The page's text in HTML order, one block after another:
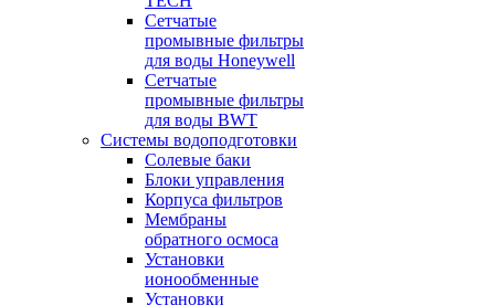
Сетчатые
промывные фильтры
для воды Honeywell
Сетчатые
промывные фильтры
для воды BWT
Системы водоподготовки
Солевые баки
Блоки управления
Корпуса фильтров
Мембраны
обратного осмоса
Установки
ионообменные
Установки